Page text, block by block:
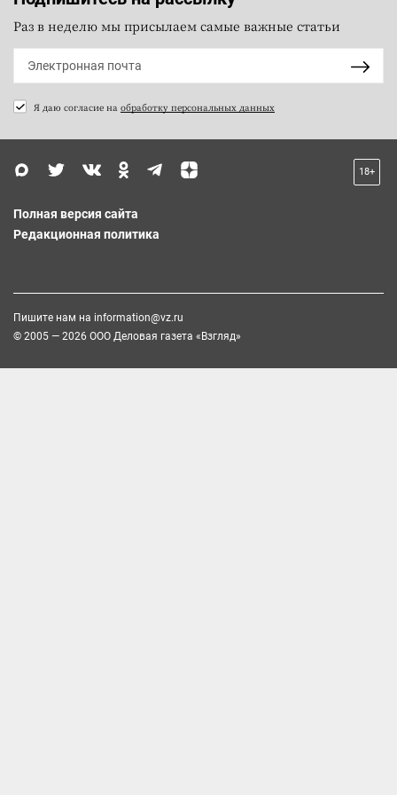
Раз в неделю мы присылаем самые важные статьи
Я даю согласие на обработку персональных данных
18+
Полная версия сайта
Редакционная политика
Пишите нам на information@vz.ru
© 2005 — 2026 ООО Деловая газета «Взгляд»